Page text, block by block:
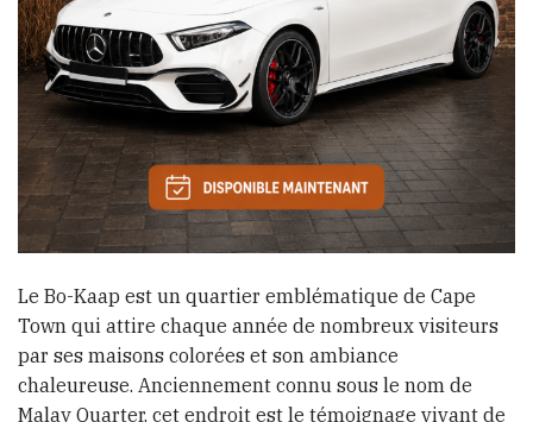
Le Bo-Kaap est un quartier emblématique de Cape
Town qui attire chaque année de nombreux visiteurs
par ses maisons colorées et son ambiance
chaleureuse. Anciennement connu sous le nom de
Malay Quarter, cet endroit est le témoignage vivant de